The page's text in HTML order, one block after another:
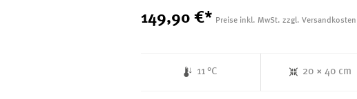
149,90 €* Preise inkl. MwSt. zzgl. Versandkosten
11 °C 20 × 40 cm